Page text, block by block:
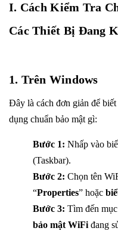
I. Cách Kiểm Tra
Các Thiết Bị Đang
1. Trên Windows
Đây là cách đơn giản để
dụng chuẩn bảo mật gì:
Bước 1: Nhấp vào
(Taskbar).
Bước 2: Chọn tên
“Properties” hoặc
Bước 3: Tìm đến mục
bảo mật WiFi đang